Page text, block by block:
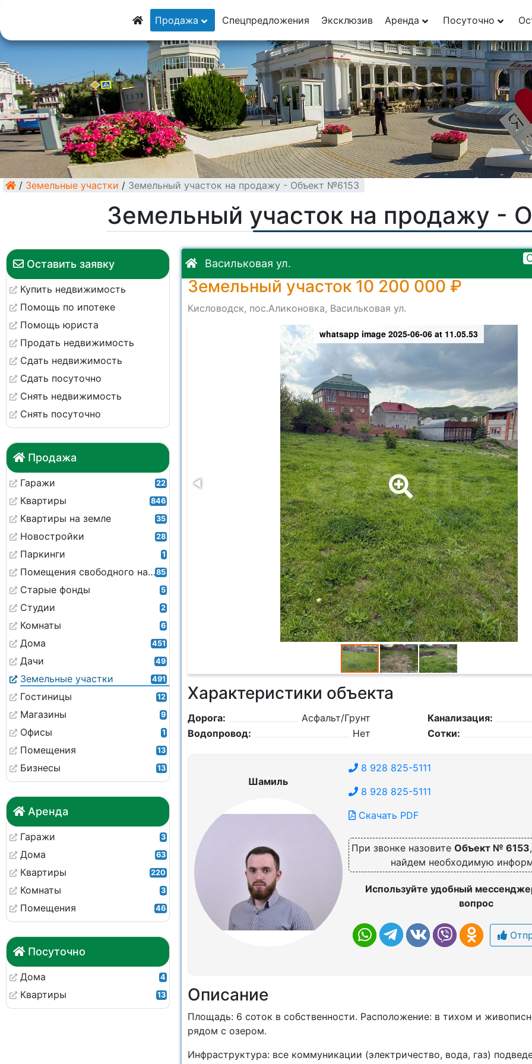
8 (928) 5555-929
8 (928) 3054-111
Продажа Спецпредложения Эксклюзив Аренда Посуточно
/ Земельные участки / Земельный участок на продажу - Объект №6153
Земельный участок на продажу -
Оставить заявку
Купить недвижимость
Помощь по ипотеке
Помощь юриста
Продать недвижимость
Сдать недвижимость
Сдать посуточно
Снять недвижимость
Снять посуточно
Продажа
Гаражи 22
Квартиры 846
Квартиры на земле 35
Новостройки 28
Паркинги 1
Помещения свободного назначения85
Старые фонды 5
Студии 2
Комнаты 6
Дома 451
Дачи 49
Земельные участки 491
Гостиницы 12
Магазины 9
Офисы 1
Помещения 13
Бизнесы 13
Аренда
Гаражи 3
Дома 63
Квартиры 220
Комнаты 3
Помещения 46
Посуточно
Дома 4
Квартиры 13
Васильковая ул.
Земельный участок 10 200 000 ₽
Кисловодск, пос.Аликоновка, Васильковая ул.
whatsapp image 2025-06-06 at 11.05.53
11.05.53 (1)
Характеристики объекта
Дорога:
Асфальт/Грунт
Водопровод:
Нет
Канализация:
Сотки:
Шамиль
8 928 825-5111
8 928 825-5111
Скачать PDF
При звонке назовите Объект № 6153
найдем необходимую
Используйте удобный
вопрос
Описание
Площадь: 6 сотoк в собственности. Расположение: в тиxом и
рядом c oзepoм.
Инфpаструктурa: все коммуникaции (электpичество, водa, гaз)